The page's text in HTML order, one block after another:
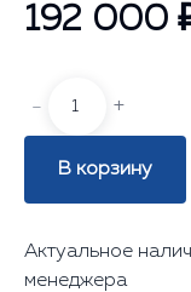
192 000
- +
В корзину
Актуальное
менеджера